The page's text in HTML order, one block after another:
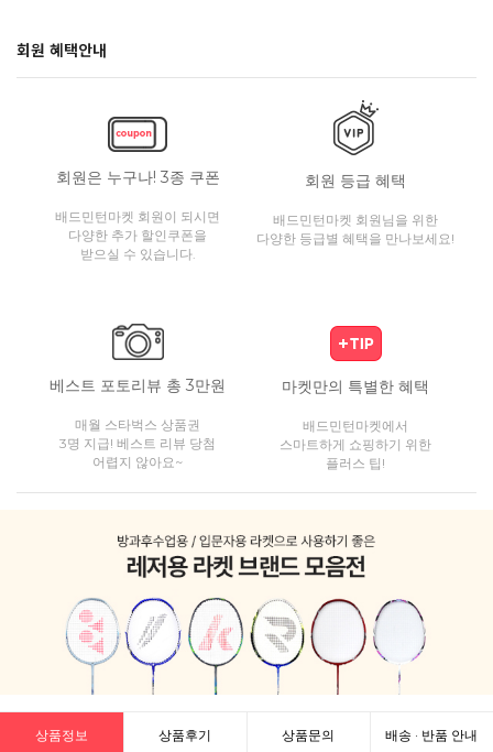
회원 혜택안내
회원은 누구나! 3종 쿠폰
배드민턴마켓 회원이 되시면
다양한 추가 할인쿠폰을
받으실 수 있습니다.
회원 등급 혜택
배드민턴마켓 회원님을 위한
다양한 등급별 혜택을 만나보세요!
베스트 포토리뷰 총 3만원
매월 스타벅스 상품권
3명 지급! 베스트 리뷰 당첨
어렵지 않아요~
마켓만의 특별한 혜택
배드민턴마켓에서
스마트하게 쇼핑하기 위한
플러스 팁!
상품정보 상품후기 상품문의 배송 · 반품 안내